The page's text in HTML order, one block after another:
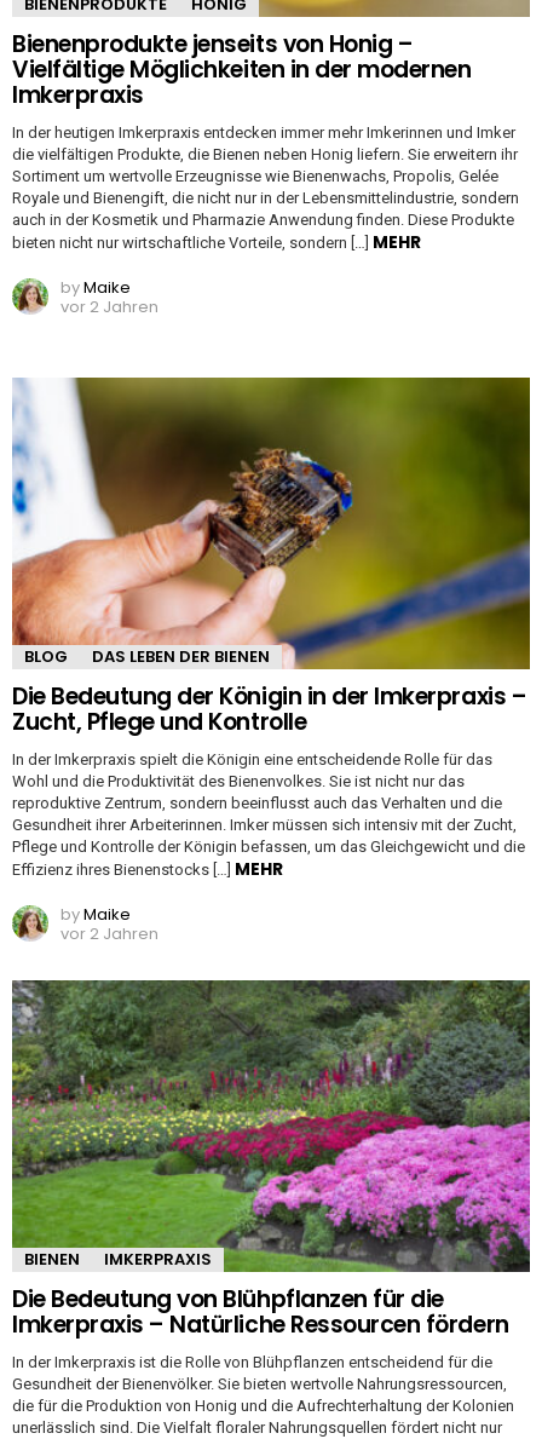
BIENENPRODUKTE HONIG
Bienenprodukte jenseits von Honig –
Vielfältige Möglichkeiten in der modernen
Imkerpraxis
In der heutigen Imkerpraxis entdecken immer mehr Imkerinnen und Imker
die vielfältigen Produkte, die Bienen neben Honig liefern. Sie erweitern ihr
Sortiment um wertvolle Erzeugnisse wie Bienenwachs, Propolis, Gelée
Royale und Bienengift, die nicht nur in der Lebensmittelindustrie, sondern
auch in der Kosmetik und Pharmazie Anwendung finden. Diese Produkte
bieten nicht nur wirtschaftliche Vorteile, sondern […] MEHR
byMaike
vor 2 Jahren
BLOG DAS LEBEN DER BIENEN
Die Bedeutung der Königin in der Imkerpraxis –
Zucht, Pflege und Kontrolle
In der Imkerpraxis spielt die Königin eine entscheidende Rolle für das
Wohl und die Produktivität des Bienenvolkes. Sie ist nicht nur das
reproduktive Zentrum, sondern beeinflusst auch das Verhalten und die
Gesundheit ihrer Arbeiterinnen. Imker müssen sich intensiv mit der Zucht,
Pflege und Kontrolle der Königin befassen, um das Gleichgewicht und die
Effizienz ihres Bienenstocks […] MEHR
byMaike
vor 2 Jahren
BIENEN IMKERPRAXIS
Die Bedeutung von Blühpflanzen für die
Imkerpraxis – Natürliche Ressourcen fördern
In der Imkerpraxis ist die Rolle von Blühpflanzen entscheidend für die
Gesundheit der Bienenvölker. Sie bieten wertvolle Nahrungsressourcen,
die für die Produktion von Honig und die Aufrechterhaltung der Kolonien
unerlässlich sind. Die Vielfalt floraler Nahrungsquellen fördert nicht nur